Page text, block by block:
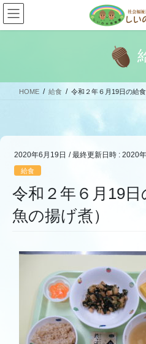
コ
ン
テ
ス
ナ
ビ
ゲ
ン
HOME 給食 令和２年６月19日の給
2020年6月19日 / 最終更新日時 : 2020
給食
令和２年６月19日
魚の揚げ煮）